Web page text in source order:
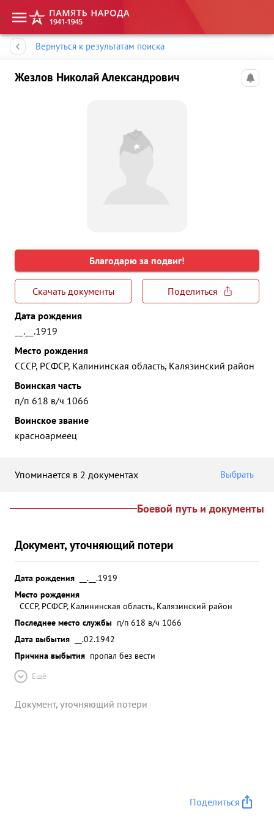
Вернуться к результатам поиска
Жезлов Николай Александрович
Благодарю за подвиг!
Скачать документы
Поделиться
Дата рождения
__.__.1919
Место рождения
СССР, РСФСР, Калининская область, Калязинский район
Воинская часть
п/п 618 в/ч 1066
Воинское звание
красноармеец
Упоминается в 2 документах Выбрать
Боевой путь и документы
Документ, уточняющий потери
Дата рождения
__.__.1919
Место рождения
СССР, РСФСР, Калининская область, Калязинский район
Последнее место службы п/п 618 в/ч 1066
Дата выбытия
__.02.1942
Причина выбытия пропал без вести
Ещё
Документ, уточняющий потери
Поделиться
Память народа